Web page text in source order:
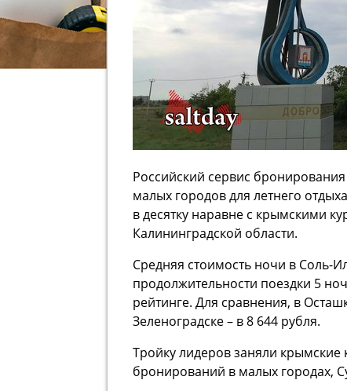
Российский сервис
малых городов для летнего
в десятку наравне с крымскими
Калининградской области.
Средняя стоимость ночи в Соль-
продолжительности поездки 5
рейтинге. Для сравнения, в
Зеленоградске – в 8 644 рубля.
Тройку лидеров заняли крымские
бронирований в малых городах,